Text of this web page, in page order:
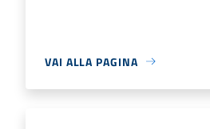
VAI ALLA PAGINA